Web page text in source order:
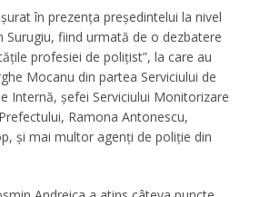
în prezența preşedintelui la nivel
Surugiu, fiind urmată de o dezbatere
profesiei de poliţist”, la care au
Mocanu din partea Serviciului de
Internă, şefei Serviciului Monitorizare
Ramona Antonescu,
şi mai multor agenţi de poliţie din